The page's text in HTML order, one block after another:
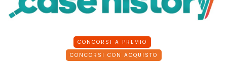
CONCORSI A PREMIO
CONCORSI CON ACQUISTO